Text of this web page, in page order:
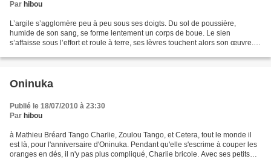
Par hibou
L’argile s’agglomère peu à peu sous ses doigts. Du sol de poussière,
humide de son sang, se forme lentement un corps de boue. Le sien
s’affaisse sous l’effort et roule à terre, ses lèvres touchent alors son œuvre.
Oninuka
Publié le 18/07/2010 à 23:30
Par hibou
à Mathieu Bréard Tango Charlie, Zoulou Tango, et Cetera, tout le monde il
est là, pour l'anniversaire d'Oninuka. Pendant qu'elle s'escrime à couper les
oranges en dés, il n'y pas plus compliqué, Charlie bricole. Avec ses petits